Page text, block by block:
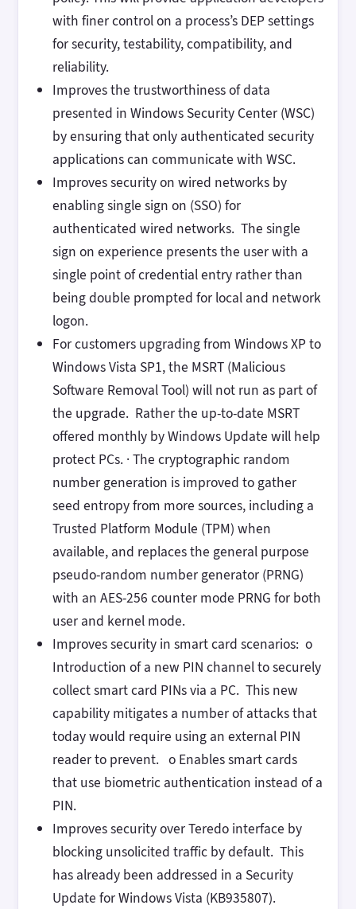
with finer control on a process’s DEP settings
for security, testability, compatibility, and
reliability.
Improves the trustworthiness of data
presented in Windows Security Center (WSC)
by ensuring that only authenticated security
applications can communicate with WSC.
Improves security on wired networks by
enabling single sign on (SSO) for
authenticated wired networks. The single
sign on experience presents the user with a
single point of credential entry rather than
being double prompted for local and network
logon.
For customers upgrading from Windows XP to
Windows Vista SP1, the MSRT (Malicious
Software Removal Tool) will not run as part of
the upgrade. Rather the up-to-date MSRT
offered monthly by Windows Update will help
protect PCs. · The cryptographic random
number generation is improved to gather
seed entropy from more sources, including a
Trusted Platform Module (TPM) when
available, and replaces the general purpose
pseudo-random number generator (PRNG)
with an AES-256 counter mode PRNG for both
user and kernel mode.
Improves security in smart card scenarios: o
Introduction of a new PIN channel to securely
collect smart card PINs via a PC. This new
capability mitigates a number of attacks that
today would require using an external PIN
reader to prevent. o Enables smart cards
that use biometric authentication instead of a
PIN.
Improves security over Teredo interface by
blocking unsolicited traffic by default. This
has already been addressed in a Security
Update for Windows Vista (KB935807).